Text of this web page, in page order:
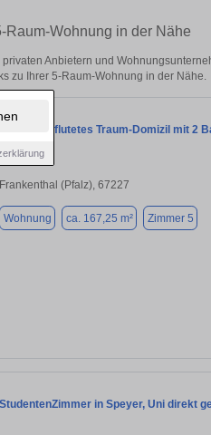
Raum-Wohnung in der Nähe
Anbietern und
zu Ihrer 5-Raum-Wohnung in der Nähe.
Lichtdurchflutetes Traum-Domizil mit 2
Frankenthal (Pfalz), 67227
Wohnung ca. 167,25 m² Zimmer 5
StudentenZimmer in Speyer, Uni direkt